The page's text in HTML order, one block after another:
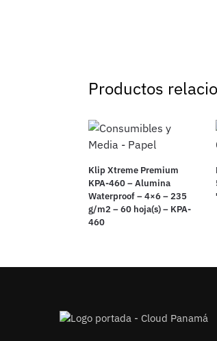
Productos
Klip Xtreme Premium
KPA-460 – Alumina
Waterproof – 4×6 – 235
g/m2 – 60 hoja(s) – KPA-
460